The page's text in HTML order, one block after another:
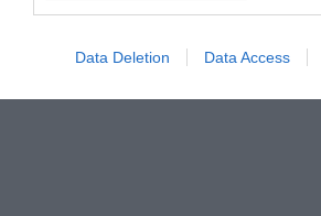
Data Deletion Data Access
troben talent qualificat?